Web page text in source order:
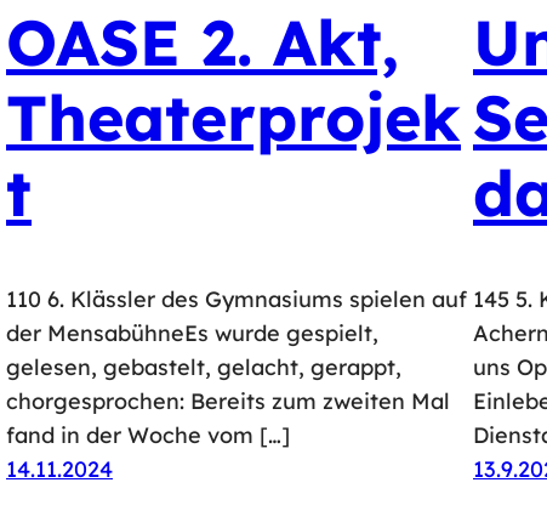
OASE 2. Akt,
Theaterprojek
t
110 6. Klässler des Gymnasiums spielen auf
der MensabühneEs wurde gespielt,
gelesen, gebastelt, gelacht, gerappt,
chorgesprochen: Bereits zum zweiten Mal
fand in der Woche vom […]
14.11.2024
145 5.
uns